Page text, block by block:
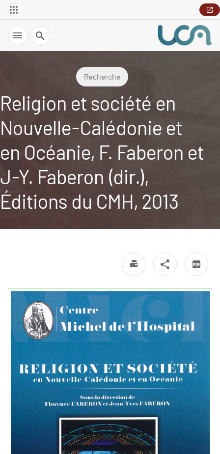
Recherche
Recherche
Religion et société en
Nouvelle-Calédonie et
en Océanie, F. Faberon et
J-Y. Faberon (dir.),
Éditions du CMH, 2013